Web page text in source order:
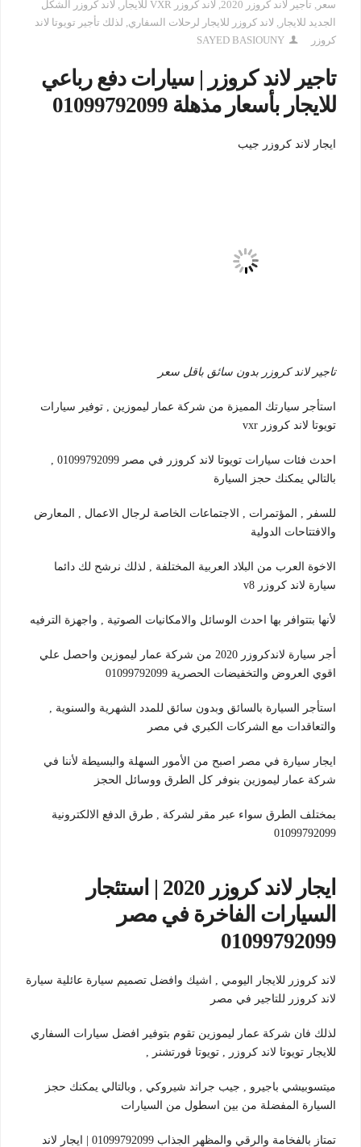
سعر , تاجير لاند كروزر 2020 , لاند كروزر VXR للايجار , لاند كروزر الشكل
الجديد للايجار , لاند كروزر للايجار لرحلات السفاري, لذلك تأجير تويوتا لاند
كروزر
SAYED BASIOUNY
تاجير لاند كروزر | سيارات دفع رباعي
للايجار بأسعار مذهلة 01099792099
ايجار لاند كروزر جيب
تاجير لاند كروزر بدون سائق باقل سعر
استأجر سيارتك المميزة من شركة عمار ليموزين , توفير سيارات
تويوتا لاند كروزر vxr
احدث فئات سيارات تويوتا لاند كروزر في مصر 01099792099 ,
بالتالي يمكنك حجز السيارة
للسفر , المؤتمرات , الاجتماعات الخاصة لرجال الاعمال , المعارض
والافتتاحات الدولية
الاخوة العرب من البلاد العربية المختلفة , لذلك نرشح لك دائما
سيارة لاند كروزر v8
لأنها بتتوافر بها احدث الوسائل والامكانيات الصوتية , واجهزة الترفيه
أجر سيارة لاندكروزر 2020 من شركة عمار ليموزين واحصل علي
اقوي العروض والتخفيضات الحصرية 01099792099
استأجر السيارة بالسائق وبدون سائق للمدد الشهرية والسنوية ,
والتعاقدات مع الشركات الكبري في مصر
ايجار سيارة في مصر اصبح من الأمور السهلة والبسيطة لأننا في
شركة عمار ليموزين بنوفر كل الطرق ووسائل الحجز
بمختلف الطرق سواء عبر مقر لشركة , طرق الدفع الالكترونية
01099792099
ايجار لاند كروزر 2020 | استئجار
السيارات الفاخرة في مصر
01099792099
لاند كروزر للايجار اليومي , اشيك وافضل تصميم سيارة عائلية سيارة
لاند كروزر للتاجير في مصر
لذلك فان شركة عمار ليموزين تقوم بتوفير افضل سيارات السفاري
للايجار تويوتا لاند كروزر , تويوتا فورتشنر ,
ميتسوبيشي باجيرو , جيب جراند شيروكي , وبالتالي يمكنك حجز
السيارة المفضلة من بين اسطول من السيارات
تمتاز بالفخامة والرقي والمظهر الجذاب 01099792099 | ايجار لاند